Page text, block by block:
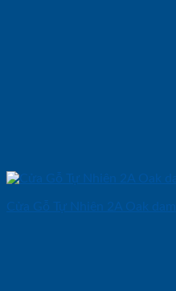
Cửa Gỗ Tự Nhiên 2A Oak dam